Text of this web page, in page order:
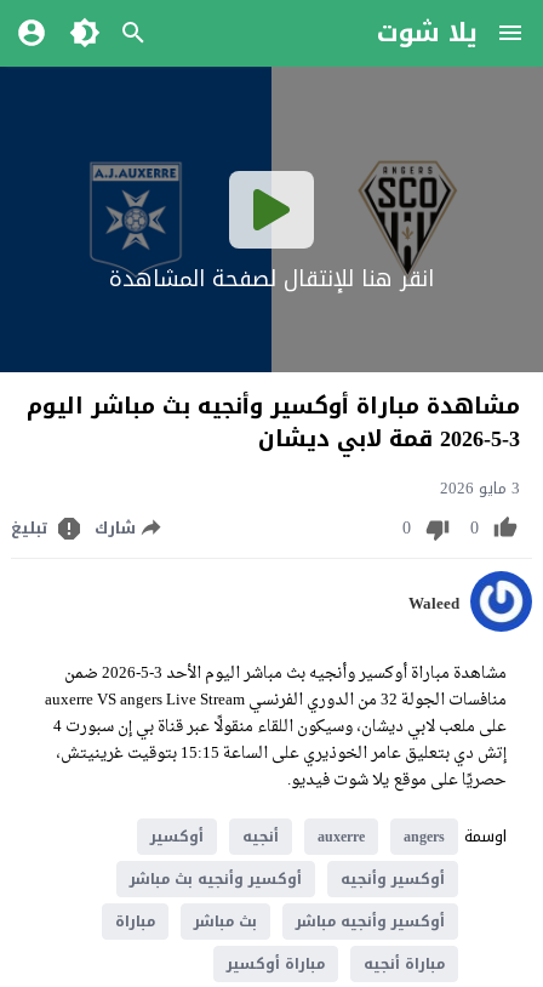
يلا شوت
انقر هنا للإنتقال لصفحة المشاهدة
مشاهدة مباراة أوكسير وأنجيه بث مباشر اليوم
3-5-2026 قمة لابي ديشان
3 مايو 2026
0
0 شارك تبليغ
Waleed
مشاهدة مباراة أوكسير وأنجيه بث مباشر اليوم الأحد 3-5-2026 ضمن
منافسات الجولة 32 من الدوري الفرنسي auxerre VS angers Live Stream
على ملعب لابي ديشان، وسيكون اللقاء منقولًا عبر قناة بي إن سبورت 4
إتش دي بتعليق عامر الخوذيري على الساعة 15:15 بتوقيت غرينيتش،
حصريًا على موقع يلا شوت فيديو.
اوسمة
angers
auxerre أنجيه
أوكسير
أوكسير وأنجيه
أوكسير وأنجيه بث مباشر
أوكسير وأنجيه مباشر
بث مباشر
مباراة
مباراة أنجيه
مباراة أوكسير